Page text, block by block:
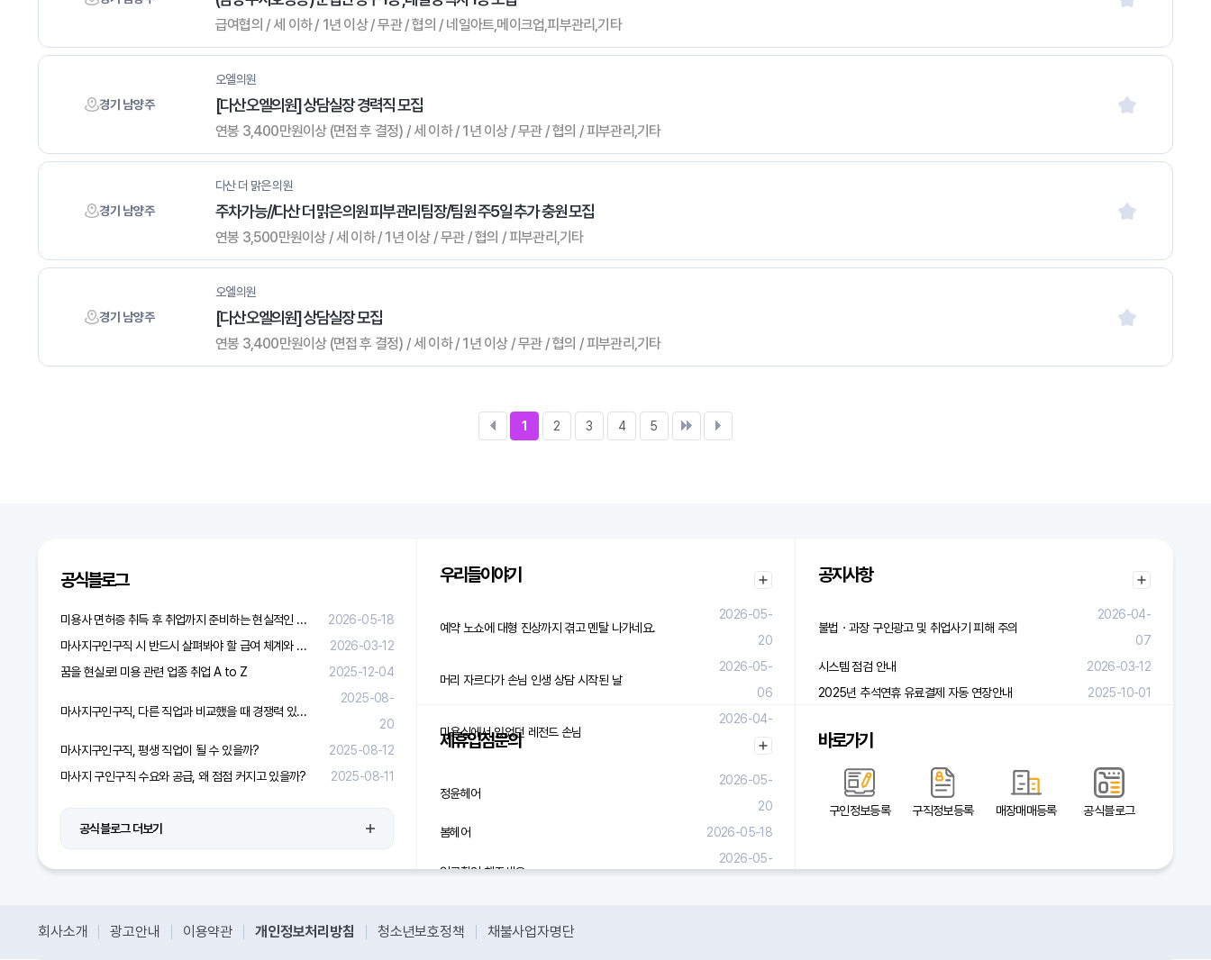
급여협의 / 세 이하 / 1년 이상 / 무관 / 협의 / 네일아트,메이크업,피부관리,기타
경기 남양주
오엘의원
[다산오엘의원] 상담실장 경력직 모집
연봉 3,400만원이상 (면접 후 결정) / 세 이하 / 1년 이상 / 무관 / 협의 / 피부관리,기타
경기 남양주
다산 더 맑은 의원
주차가능//다산 더 맑은의원 피부관리팀장/팀원 주5일 추가 충원 모집
연봉 3,500만원이상 / 세 이하 / 1년 이상 / 무관 / 협의 / 피부관리,기타
경기 남양주
오엘의원
[다산오엘의원] 상담실장 모집
연봉 3,400만원이상 (면접 후 결정) / 세 이하 / 1년 이상 / 무관 / 협의 / 피부관리,기타
1 2 3 4 5
공식블로그
미용사 면허증 취득 후 취업까지 준비하는 현실적인 방법
2026-05-18
마사지구인구직 시 반드시 살펴봐야 할 급여 체계와 합리적 보상 가이드
2026-03-12
꿈을 현실로! 미용 관련 업종 취업 A to Z
2025-12-04
마사지구인구직, 다른 직업과 비교했을 때 경쟁력 있을까?
2025-08-
20
마사지구인구직, 평생 직업이 될 수 있을까?
2025-08-12
마사지 구인구직 수요와 공급, 왜 점점 커지고 있을까?
2025-08-11
공식블로그 더보기
우리들이야기
예약 노쇼에 대형 진상까지 겪고 멘탈 나가네요.
2026-05-
20
머리 자르다가 손님 인생 상담 시작된 날
2026-05-
06
미용실에서 있었던 레전드 손님
2026-04-
29
제휴입점문의
정윤헤어
2026-05-
20
봄헤어
2026-05-18
입금확인 해주세요.
2026-05-
공지사항
불법ㆍ과장 구인광고 및 취업사기 피해 주의
2026-04-
07
시스템 점검 안내
2026-03-12
2025년 추석연휴 유료결제 자동 연장안내
2025-10-01
바로가기
구인정보등록 구직정보등록 매장매매등록 공식블로그
회사소개 광고안내 이용약관 개인정보처리방침 청소년보호정책 채불사업자명단